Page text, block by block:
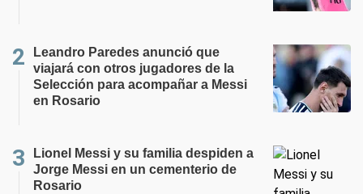
Leandro Paredes anunció que
viajará con otros jugadores de la
Selección para acompañar a Messi
en Rosario
Lionel Messi y su familia despiden a
Jorge Messi en un cementerio de
Rosario